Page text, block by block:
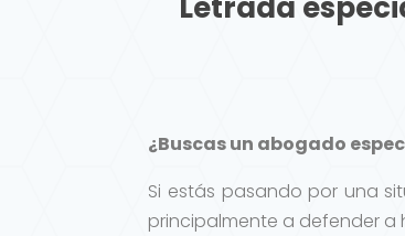
¿Buscas un abogado
Si estás pasando por una
principalmente a defender a